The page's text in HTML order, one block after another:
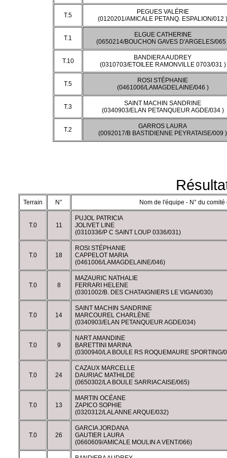
T.5
PEGUES VALÉRIE
(0120201/AMICALE PETANQ. ESPALION/012 )
T.1
ELGUE CATHERINE
(0650214/BOUCHON GAVES D'ARGELES/065
T.10
BANDIERA AUDREY
(0310703/ETOILEE RAMONVILLE 0703/031 )
T.5
ROSI STÉPHANIE
(0461006/LAMAGDELAINE/046 )
T.3
SAINT MACHIN SANDRINE
(0340903/ELAN PETANQUEUR AGDE/034 )
T.2
GARROS LAURA
(0092017/B BASTIDIENNE PEYRATAISE/009 )
Terrain N° Nom de l'équipe - N° du comité
T.0 11
PUJOL PATRICIA
JOLIVET LINE
(0310336/P C SAINT LOUP 0336/031)
T.0 18
ROSI STÉPHANIE
CAPPELOT MARIA
(0461006/LAMAGDELAINE/046)
T.0 8
MAZAURIC NATHALIE
FERRARI HELENE
(0301002/B. DES CHATAIGNIERS LE VIGAN/030)
T.0 14
SAINT MACHIN SANDRINE
MARCOUREL CHARLÈNE
(0340903/ELAN PETANQUEUR AGDE/034)
T.0 9
NART AMANDINE
BARETTINI MARINA
(0300940/LA BOULE RS ROQUEMAURE SPORTING/
T.0 24
CAZAUX MARCELLE
DAURIAC MATHILDE
(0650302/LA BOULE SARRIACAISE/065)
T.0 13
MARTIN OCÉANE
ZAPICO SOPHIE
(0320312/LALANNE ARQUE/032)
T.0 26
GARCIA JORDANA
GAUTIER LAURA
(0660609/AMICALE MOULIN A VENT/066)